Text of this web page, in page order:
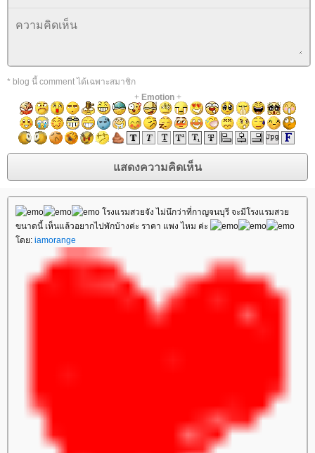
* blog นี้ comment ได้เฉพาะสมาชิก
+ Emotion+
โรงแรมสวยจัง ไม่นึกว่าที่กาญจนบุรี จะมีโรงแรมสวย
ขนาดนี้ เห็นแล้วอยากไปพักบ้างค่ะ ราคา แพง ไหม ค่ะ
โดย: iamorange